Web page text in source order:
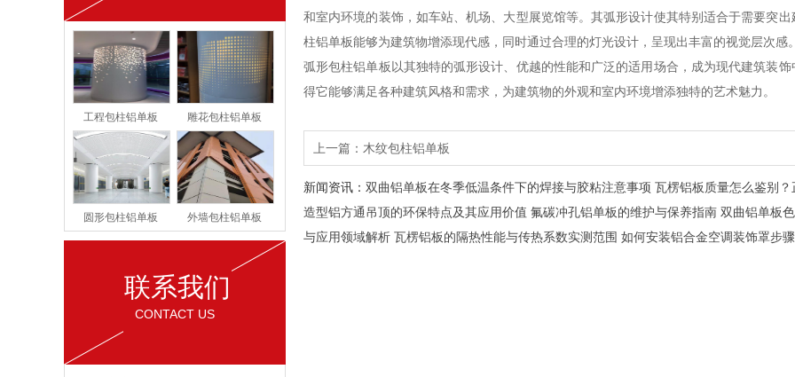
工程包柱铝单板 雕花包柱铝单板
圆形包柱铝单板 外墙包柱铝单板
联系我们
CONTACT US
和室内环境的装饰，如车站、机场、大型展览馆等。其弧形设计使其特别适合于需要突
柱铝单板能够为建筑物增添现代感，同时通过合理的灯光设计，呈现出丰富的视觉层次感
弧形包柱铝单板以其独特的弧形设计、优越的性能和广泛的适用场合，成为现代建筑装
得它能够满足各种建筑风格和需求，为建筑物的外观和室内环境增添独特的艺术魅力。
上一篇： 木纹包柱铝单板
新闻资讯： 双曲铝单板在冬季低温条件下的焊接与胶粘注意事项 瓦楞铝板质量怎么鉴别
造型铝方通吊顶的环保特点及其应用价值 氟碳冲孔铝单板的维护与保养指南 双曲铝单板
与应用领域解析 瓦楞铝板的隔热性能与传热系数实测范围 如何安装铝合金空调装饰罩步